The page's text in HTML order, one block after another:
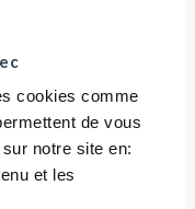
cookies comme
de vous
notre site en:​
et les